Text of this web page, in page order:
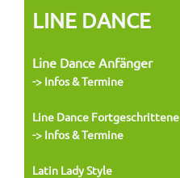
LINE DANCE
Line Dance Anfänger
-> Infos & Termine
Line Dance Fortgeschrittene
-> Infos & Termine
Latin Lady Style